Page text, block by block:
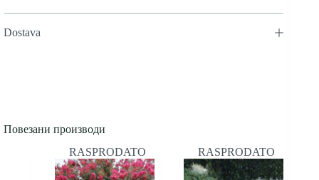
Dostava
Повезани производи
RASPRODATO
RASPRODATO